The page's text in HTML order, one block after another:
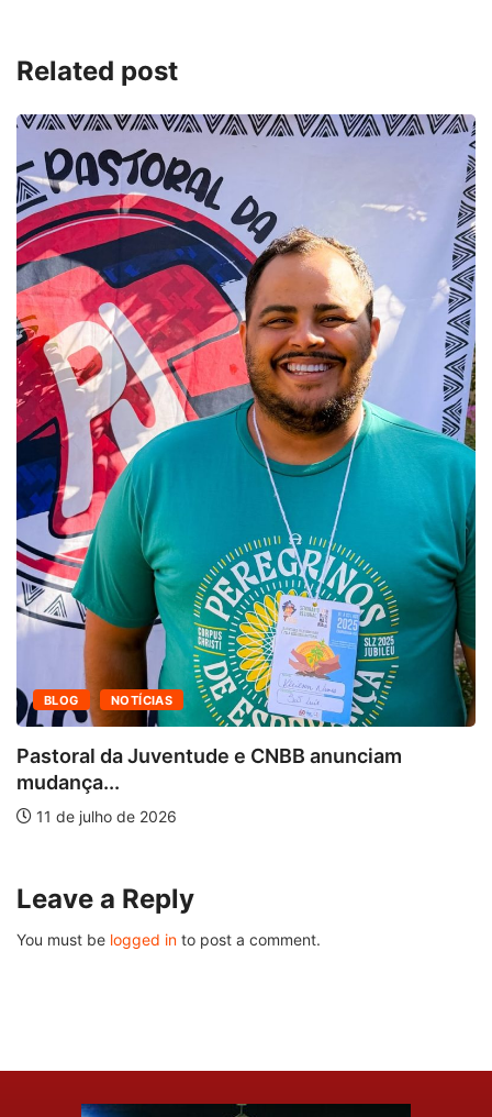
Related post
BLOG NOTÍCIAS
Pastoral da Juventude e CNBB anunciam
mudança...
11 de julho de 2026
Leave a Reply
You must be logged in to post a comment.